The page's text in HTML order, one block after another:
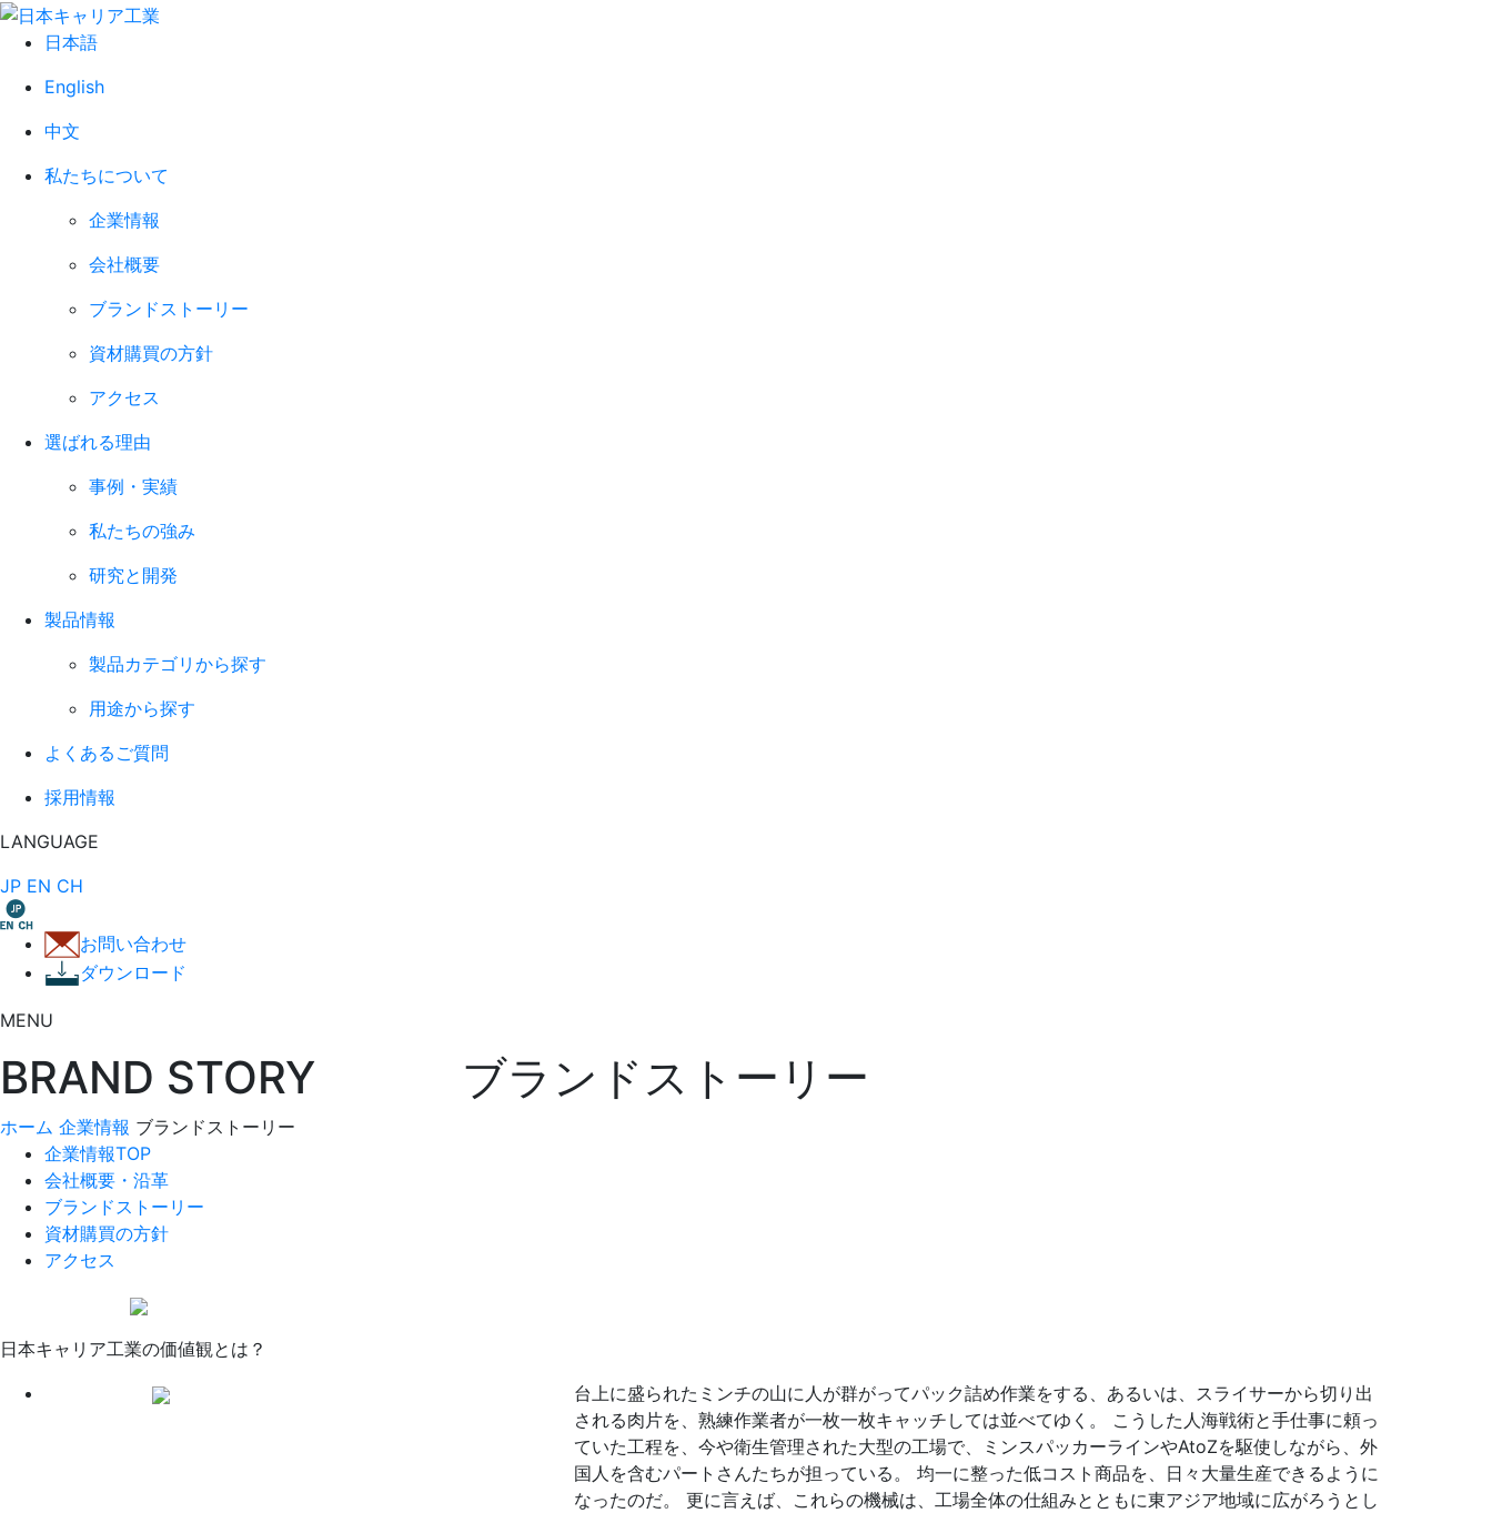
日本語
English
中文
私たちについて
企業情報
会社概要
ブランドストーリー
資材購買の方針
アクセス
選ばれる理由
事例・実績
私たちの強み
研究と開発
製品情報
製品カテゴリから探す
用途から探す
よくあるご質問
採用情報
LANGUAGE
JP EN CH
お問い合わせ
ダウンロード
MENU
BRAND STORY ブランドストーリー
ホーム 企業情報 ブランドストーリー
企業情報TOP
会社概要・沿革
ブランドストーリー
資材購買の方針
アクセス
日本キャリア工業の価値観とは？
台上に盛られたミンチの山に人が群がってパック詰め作業をする、あるいは、スライサーから切り出
される肉片を、熟練作業者が一枚一枚キャッチしては並べてゆく。
こうした人海戦術と手仕事に頼っ
ていた工程を、今や衛生管理された大型の工場で、ミンスパッカーラインやAtoZを駆使しながら、外
国人を含むパートさんたちが担っている。
均一に整った低コスト商品を、日々大量生産できるように
なったのだ。
更に言えば、これらの機械は、工場全体の仕組みとともに東アジア地域に広がろうとし